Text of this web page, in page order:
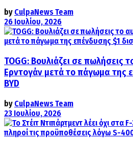
by CulpaNews Team
26 Ιουλίου, 2026
TOGG: Βουλιάζει σε πωλήσεις
Ερντογάν μετά το πάγωμα της
BYD
by CulpaNews Team
23 Ιουλίου, 2026